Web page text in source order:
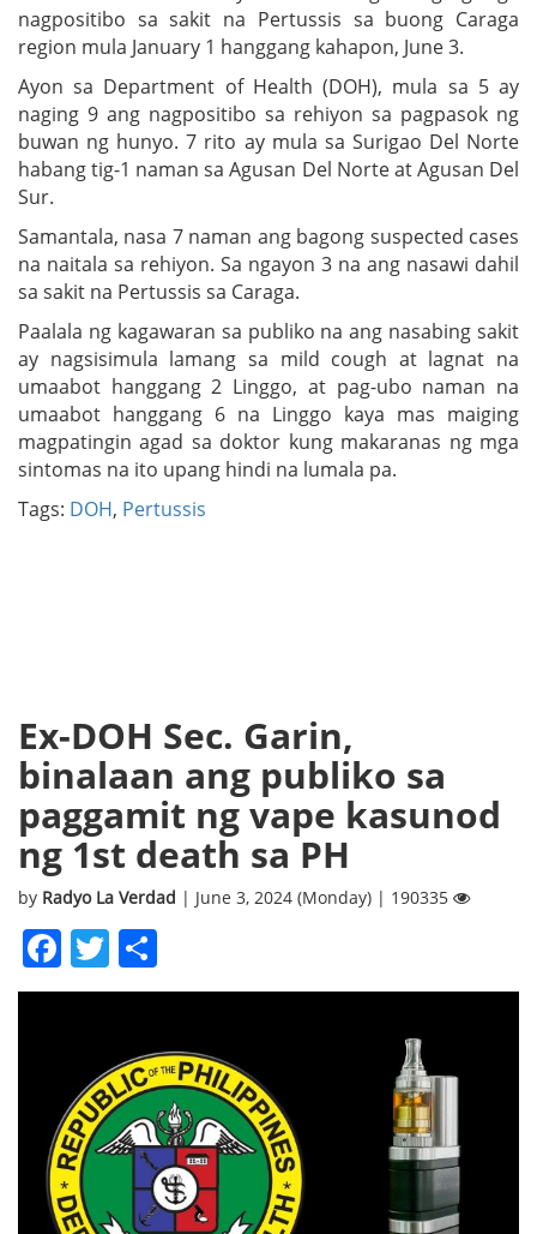
nagpositibo sa sakit na Pertussis sa buong Caraga
region mula January 1 hanggang kahapon, June 3.
Ayon sa Department of Health (DOH), mula sa 5 ay
naging 9 ang nagpositibo sa rehiyon sa pagpasok ng
buwan ng hunyo. 7 rito ay mula sa Surigao Del Norte
habang tig-1 naman sa Agusan Del Norte at Agusan Del
Sur.
Samantala, nasa 7 naman ang bagong suspected cases
na naitala sa rehiyon. Sa ngayon 3 na ang nasawi dahil
sa sakit na Pertussis sa Caraga.
Paalala ng kagawaran sa publiko na ang nasabing sakit
ay nagsisimula lamang sa mild cough at lagnat na
umaabot hanggang 2 Linggo, at pag-ubo naman na
umaabot hanggang 6 na Linggo kaya mas maiging
magpatingin agad sa doktor kung makaranas ng mga
sintomas na ito upang hindi na lumala pa.
Tags: DOH, Pertussis
Ex-DOH Sec. Garin,
binalaan ang publiko sa
paggamit ng vape kasunod
ng 1st death sa PH
by Radyo La Verdad | June 3, 2024 (Monday) | 190335
Facebook
Twitter